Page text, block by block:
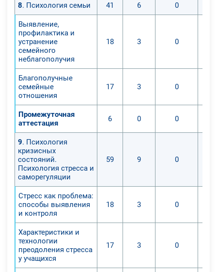
8. Психология семьи 41 6 0
Выявление,
профилактика и
устранение
семейного
неблагополучия
18 3 0
Благополучные
семейные
отношения
17 3 0
Промежуточная
аттестация
6 0 0
9. Психология
кризисных
состояний.
Психология стресса и
саморегуляции
59 9 0
Стресс как проблема:
способы выявления
и контроля
18 3 0
Характеристики и
технологии
преодоления стресса
у учащихся
17 3 0